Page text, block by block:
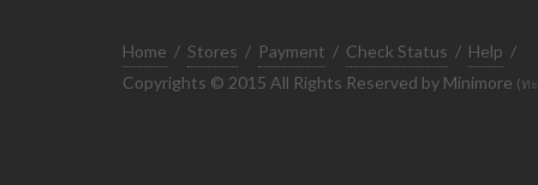
Home / Stores / Payment / Check Status / Help /
Copyrights © 2015 All Rights Reserved by Minimore (ท